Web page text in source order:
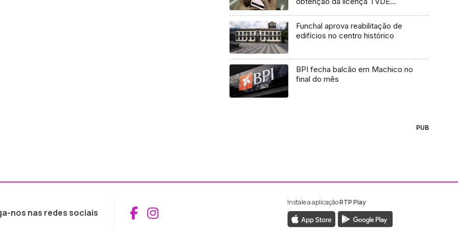
Funchal aprova reabilitação de
edifícios no centro histórico
BPI fecha balcão em Machico no
final do mês
PUB
nos nas redes sociais Aceder ao Facebook da RTP Madeira
Aceder ao Instagram da RTP Madeira
Instale a aplicaçãoRTP Play